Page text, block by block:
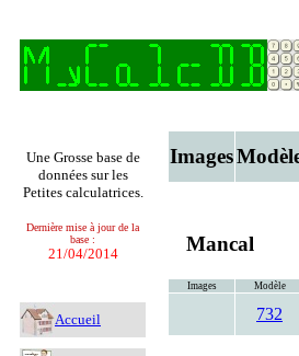
Une Grosse base de
données sur les
Petites calculatrices.
Dernière mise à jour de la
base :
21/04/2014
Accueil
Images
Mancal
Images Modèle
732